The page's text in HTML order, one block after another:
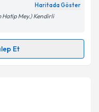
ilişkin
Aydınlatma
belirtilen
ediyorum.
Gönder
Haritada Göster
Hatip Mey.) Kendirli
Et
takvimi talebi
almanız için bir
ile bilgilendireceğiz.